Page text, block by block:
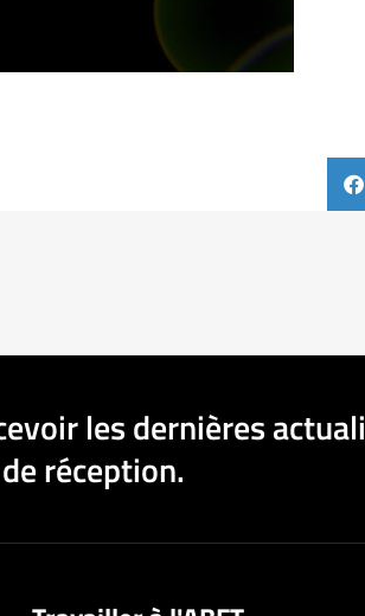
les dernières
réception.